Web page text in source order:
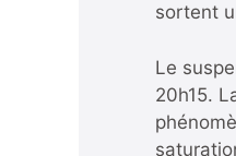
sortent
Le
20h15.